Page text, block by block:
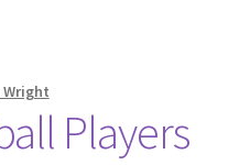
Wright
Players